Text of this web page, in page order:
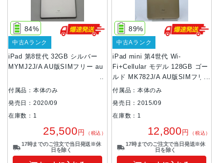
iPad 第8世代 32GB シルバー
MYMJ2J/A AU版SIMフリー au
84%
中古Aランク
付属品：本体のみ
発売日：2020/09
在庫数：1
25,500円 （税込）
17時までのご注文で当日発送※休
日を除く
iPad mini 第4世代 Wi-
Fi+Cellular モデル 128GB ゴー
ルド MK782J/A AU版SIMフリ
ー 訳あり品 au
89%
中古Aランク
付属品：本体のみ
発売日：2015/09
在庫数：1
12,800円 （税込）
17時までのご注文で当日発送※休
日を除く